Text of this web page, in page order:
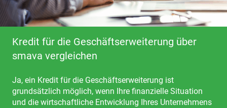
Kredit für die Geschäftserweiterung über
smava vergleichen
Ja, ein Kredit für die Geschäftserweiterung ist
grundsätzlich möglich, wenn Ihre finanzielle Situation
und die wirtschaftliche Entwicklung Ihres Unternehmens